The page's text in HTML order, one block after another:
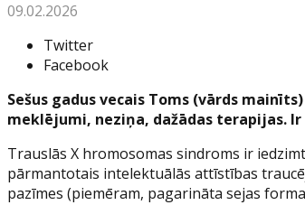
09.02.2026
Twitter
Facebook
Sešus gadus vecais Toms (vārds
meklējumi, neziņa, dažādas terapijas.
Trauslās X hromosomas sindroms ir
pārmantotais intelektuālās attīstības
pazīmes (piemēram, pagarināta sejas